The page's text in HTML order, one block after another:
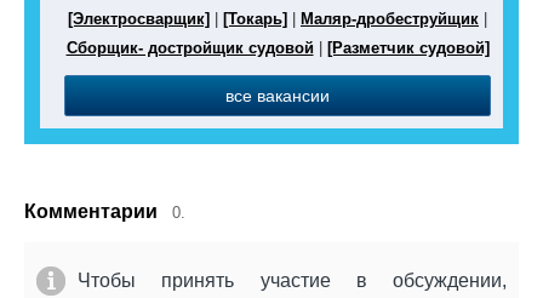
[Электросварщик]
[Токарь] Маляр-дробеструйщик
Сборщик- достройщик судовой| [Разметчик судовой]
все вакансии
Комментарии 0.
Чтобы принять участие в обсуждении,